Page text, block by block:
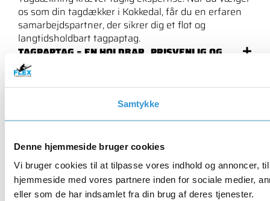
Samtykke
Denne hjemmeside bruger cookies
Vi bruger cookies til at tilpasse vores indhold og annoncer,
hjemmeside med vores partnere inden for sociale medier,
eller som de har indsamlet fra din brug af deres tjenester.
os som din tagdækker i Kokkedal, får du en erfaren
samarbejdspartner, der sikrer dig et flot og
langtidsholdbart tagpaptag.
TAGPAPTAG = EN HOLDBAR, PRISVENLIG OG
STILREN LØSNING I KOKKEDAL
TAGDÆKKER I KOKKEDAL TIL PRIVATE OG
ERHVERV
KONTAKT OS